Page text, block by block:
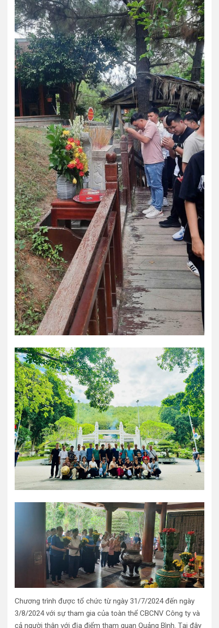
Chương trình được tổ chức từ ngày 31/7/2024 đến ngày
3/8/2024 với sự tham gia của toàn thể CBCNV Công ty và
cả người thân với địa điểm tham quan Quảng Bình. Tại đây